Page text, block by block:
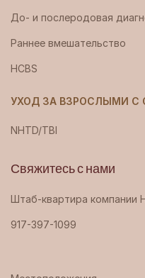
До- и послеродовая
Раннее вмешательство
HCBS
УХОД ЗА ВЗРОСЛЫМИ С
NHTD/TBI
Свяжитесь с нами
Штаб-квартира компании
917-397-1099